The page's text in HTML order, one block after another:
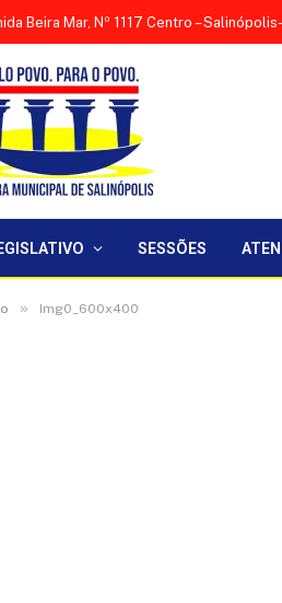
Beira Mar, Nº 1117 Centro –
SESSÕES
» Img0_600x400